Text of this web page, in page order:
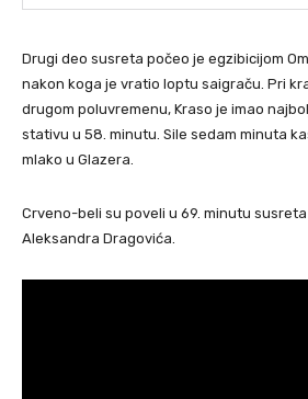
Drugi deo susreta počeo je egzibicijom
nakon koga je vratio loptu saigraču. Pri
drugom poluvremenu, Kraso je imao
stativu u 58. minutu. Sile sedam minuta
mlako u Glazera.
Crveno-beli su poveli u 69. minutu
Aleksandra Dragovića.